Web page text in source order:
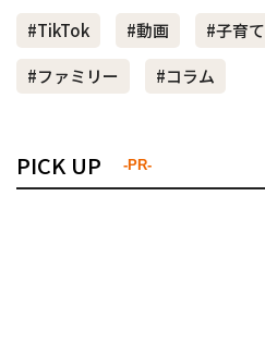
#TikTok #動画 #子育て
#ファミリー
#コラム
PICK UP -PR-